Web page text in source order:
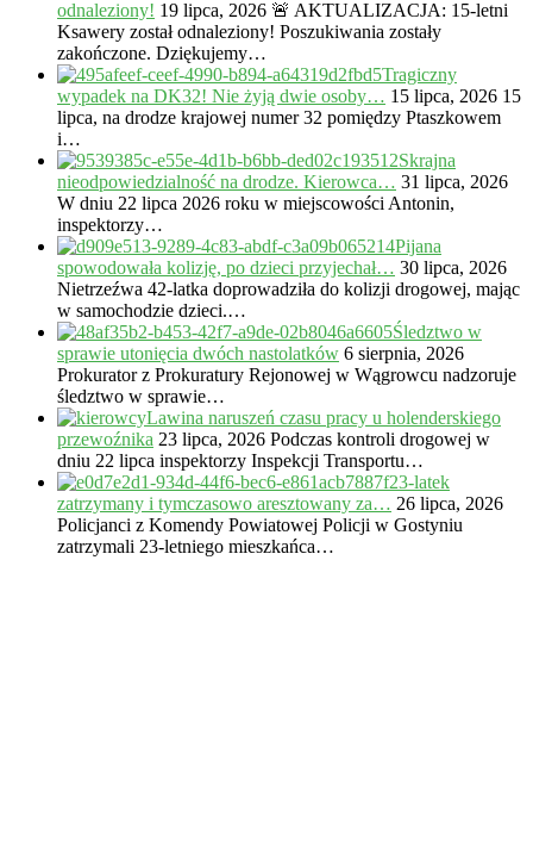
odnaleziony! 19 lipca, 2026 🚨 AKTUALIZACJA: 15-letni
Ksawery został odnaleziony! Poszukiwania zostały
zakończone. Dziękujemy…
Tragiczny
wypadek na DK32! Nie żyją dwie osoby… 15 lipca, 2026 15
lipca, na drodze krajowej numer 32 pomiędzy Ptaszkowem
i…
Skrajna
nieodpowiedzialność na drodze. Kierowca… 31 lipca, 2026
W dniu 22 lipca 2026 roku w miejscowości Antonin,
inspektorzy…
Pijana
spowodowała kolizję, po dzieci przyjechał… 30 lipca, 2026
Nietrzeźwa 42-latka doprowadziła do kolizji drogowej, mając
w samochodzie dzieci.…
Śledztwo w
sprawie utonięcia dwóch nastolatków 6 sierpnia, 2026
Prokurator z Prokuratury Rejonowej w Wągrowcu nadzoruje
śledztwo w sprawie…
Lawina naruszeń czasu pracy u holenderskiego
przewoźnika 23 lipca, 2026 Podczas kontroli drogowej w
dniu 22 lipca inspektorzy Inspekcji Transportu…
23-latek
zatrzymany i tymczasowo aresztowany za… 26 lipca, 2026
Policjanci z Komendy Powiatowej Policji w Gostyniu
zatrzymali 23-letniego mieszkańca…